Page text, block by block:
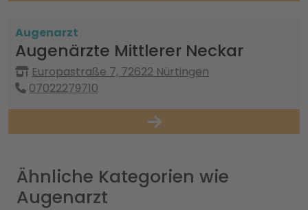
Augenarzt
Augenärzte Mittlerer Neckar
Europastraße 7, 72622 Nürtingen
07022279710
Ähnliche Kategorien wie
Augenarzt